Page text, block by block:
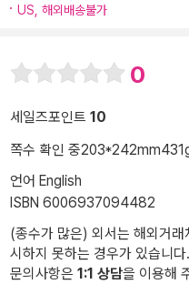
US, 해외배송불가
0
세일즈포인트 10
쪽수 확인 중203*242mm
언어 English
ISBN 6006937094482
(종수가 많은) 외서는 해외거
시하지 못하는 경우가 있습니다.
문의사항은 1:1 상담을 이용해